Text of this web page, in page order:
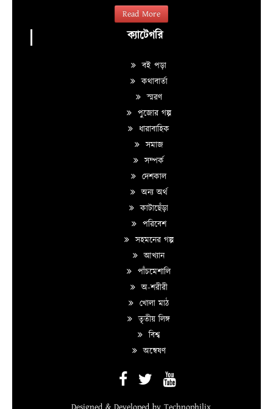
Read More
ক্যাটেগরি
বই পড়া
কথাবার্তা
স্মরণ
পুজোর গল্প
ধারাবাহিক
সমাজ
সম্পর্ক
দেশকাল
অন্য অর্থ
কাটাছেঁড়া
পরিবেশ
সহমনের গল্প
আখ্যান
পাঁচমেশালি
অ-শরীরী
খোলা মাঠ
তৃতীয় লিঙ্গ
বিশ্ব
অন্বেষণ